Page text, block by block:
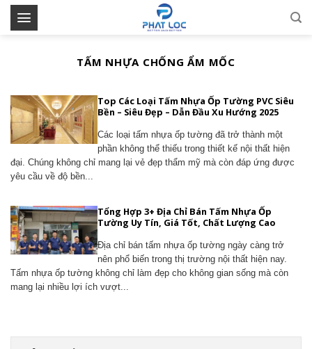
Skip
TẤM NHỰA CHỐNG ẨM MỐC
Top Các Loại Tấm Nhựa Ốp Tường PVC Siêu
Bền – Siêu Đẹp – Dẫn Đầu Xu Hướng 2025
Các loại tấm nhựa ốp tường đã trở thành một
phần không thể thiếu trong thiết kế nội thất hiện
đại. Chúng không chỉ mang lại vẻ đẹp thẩm mỹ mà còn đáp ứng được
yêu cầu về độ bền...
Tổng Hợp 3+ Địa Chỉ Bán Tấm Nhựa Ốp
Tường Uy Tín, Giá Tốt, Chất Lượng Cao
Địa chỉ bán tấm nhựa ốp tường ngày càng trở
nên phổ biến trong thị trường nội thất hiện nay.
Tấm nhựa ốp tường không chỉ làm đẹp cho không gian sống mà còn
mang lại nhiều lợi ích vượt...